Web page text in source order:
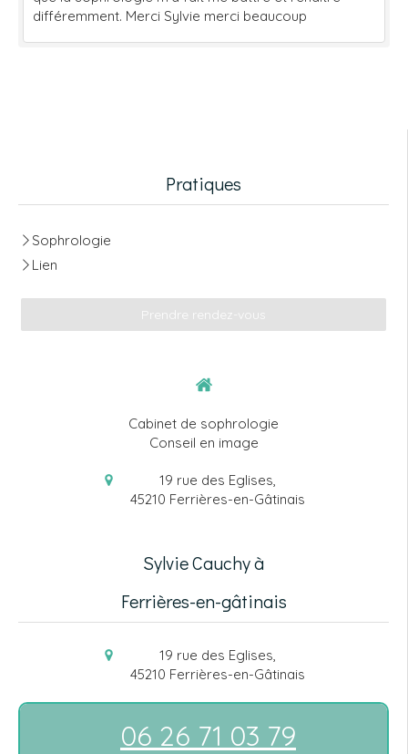
différemment. Merci Sylvie merci beaucoup
Pratiques
Sophrologie
Lien
Prendre rendez-vous
Cabinet de sophrologie
Conseil en image
19 rue des Eglises,
45210 Ferrières-en-Gâtinais
Sylvie Cauchy à
Ferrières-en-gâtinais
19 rue des Eglises,
45210 Ferrières-en-Gâtinais
06 26 71 03 79